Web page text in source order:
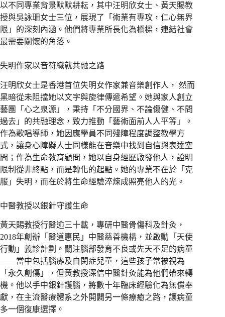
以不同專業背景默默耕耘，其中汪明欣女士、黃天賜教
授與吳詠珊女士三位，展現了「術業有專攻，仁心無界
限」的深刻內涵。他們將專業所長化為橋樑，連結社會
最需要關懷的角落。
失明作家以音符織就共融之路
汪明欣女士是香港首位失明女作家兼音樂創作人， 然而
黑暗從未阻擋她以文字與旋律傳遞希望。她與家人創立
藝團「心之泉源」，秉持「不分國界、不論傷健、不問
過去」的共融理念，致力推動「藝術面前人人平等」。
作為歌唱導師，她因應學員不同殘障程度調整教學方
式，讓身心障礙人士同樣能在音樂中找到自信與表達空
間；作為生命教育顧問，她以自身經歷啟發他人，證明
限制從非終點，而是轉化的起點。她的專業不在於「克
服」失明，而在於將生命經驗淬煉成照亮他人的光。
中醫教授以銀針守護生命
黃天賜教授行醫逾三十載，專研中醫骨傷科及針灸，
2018年創辦「醫道惠民」中醫慈善機構，並啟動「天使
行動」義診計劃。關注腦部發育不良或先天不足的病童
——當中包括腦癱及自閉症兒童，這些孩子常被視為
「永久創傷」，但黃教授深信中醫針灸能為他們帶來轉
機。他以手中銀針護腦，將數十年臨床經驗化為無償奉
獻，在主流醫療體系之外開闢另一條療癒之路，讓病童
多一個復康選擇。